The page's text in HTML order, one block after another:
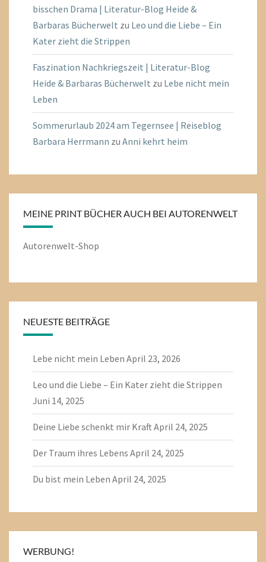
bisschen Drama | Literatur-Blog Heide &
Barbaras Bücherwelt zu Leo und die Liebe – Ein
Kater zieht die Strippen
Faszination Nachkriegszeit | Literatur-Blog
Heide & Barbaras Bücherwelt zu Lebe nicht mein
Leben
Sommerurlaub 2024 am Tegernsee | Reiseblog
Barbara Herrmann zu Anni kehrt heim
MEINE PRINT BÜCHER AUCH BEI AUTORENWELT
Autorenwelt-Shop
NEUESTE BEITRÄGE
Lebe nicht mein Leben April 23, 2026
Leo und die Liebe – Ein Kater zieht die Strippen
Juni 14, 2025
Deine Liebe schenkt mir KraftApril 24, 2025
Der Traum ihres Lebens April 24, 2025
Du bist mein Leben April 24, 2025
WERBUNG!